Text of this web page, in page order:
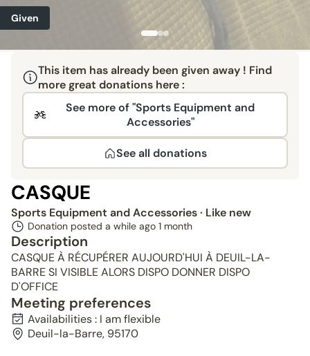
Given
This item has already been given away ! Find
more great donations here :
See more of "Sports Equipment and
Accessories"
See all donations
CASQUE
Sports Equipment and Accessories· Like new
Donation posted a while ago 1 month
Description
CASQUE À RÉCUPÉRER AUJOURD'HUI À DEUIL-LA-
BARRE SI VISIBLE ALORS DISPO DONNER DISPO
D'OFFICE
Meeting preferences
Availabilities : I am flexible
Deuil-la-Barre, 95170